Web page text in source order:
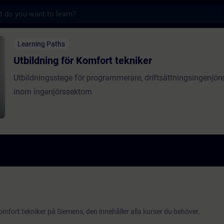
tekniker - Szkolenie - Szkolenie
Learning Paths
Utbildning för Komfort tekniker
Utbildningsstege för programmerare,
inom ingenjörssektorn
tekniker på Siemens, den innehåller alla kurser du behöver.